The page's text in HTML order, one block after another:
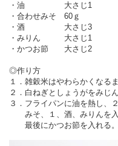
・油 大さじ1
・合わせみそ 60ｇ
・酒 大さじ3
・みりん 大さじ1
・かつお節 大さじ2
◎作り方
１．雑穀米はやわらかくなる
２．白ねぎとしょうがをみじ
３．フライパンに油を熱し、
みそ、１、酒、みりんを入
最後にかつお節を入れる。